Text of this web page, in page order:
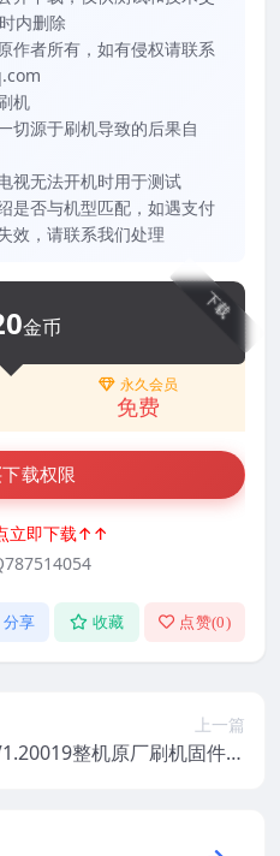
内删除
作者所有，如有侵权请联系
机
切源于刷机导致的后果自
视无法开机时用于测试
是否与机型匹配，如遇支付
效，请联系我们处理
下载
金币
永久会员
免费
载权限
立即下载↑↑
分享 收藏 点赞(0)
上一篇
整机原厂刷机固件下